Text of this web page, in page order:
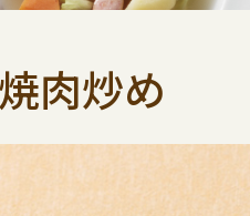
肉炒め